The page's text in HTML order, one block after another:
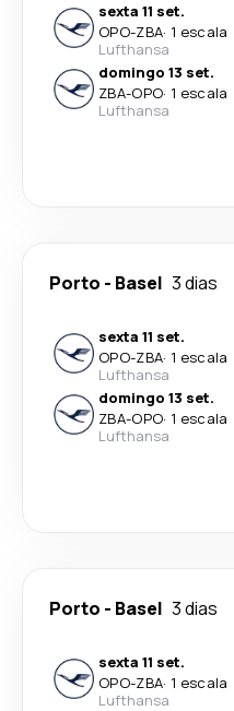
sexta 11 set.
OPO-ZBA· 1 escala
Lufthansa
domingo 13 set.
ZBA-OPO· 1 escala
Lufthansa
Porto - Basel 3 dias
sexta 11 set.
OPO-ZBA· 1 escala
Lufthansa
domingo 13 set.
ZBA-OPO· 1 escala
Lufthansa
Porto - Basel 3 dias
sexta 11 set.
OPO-ZBA· 1 escala
Lufthansa